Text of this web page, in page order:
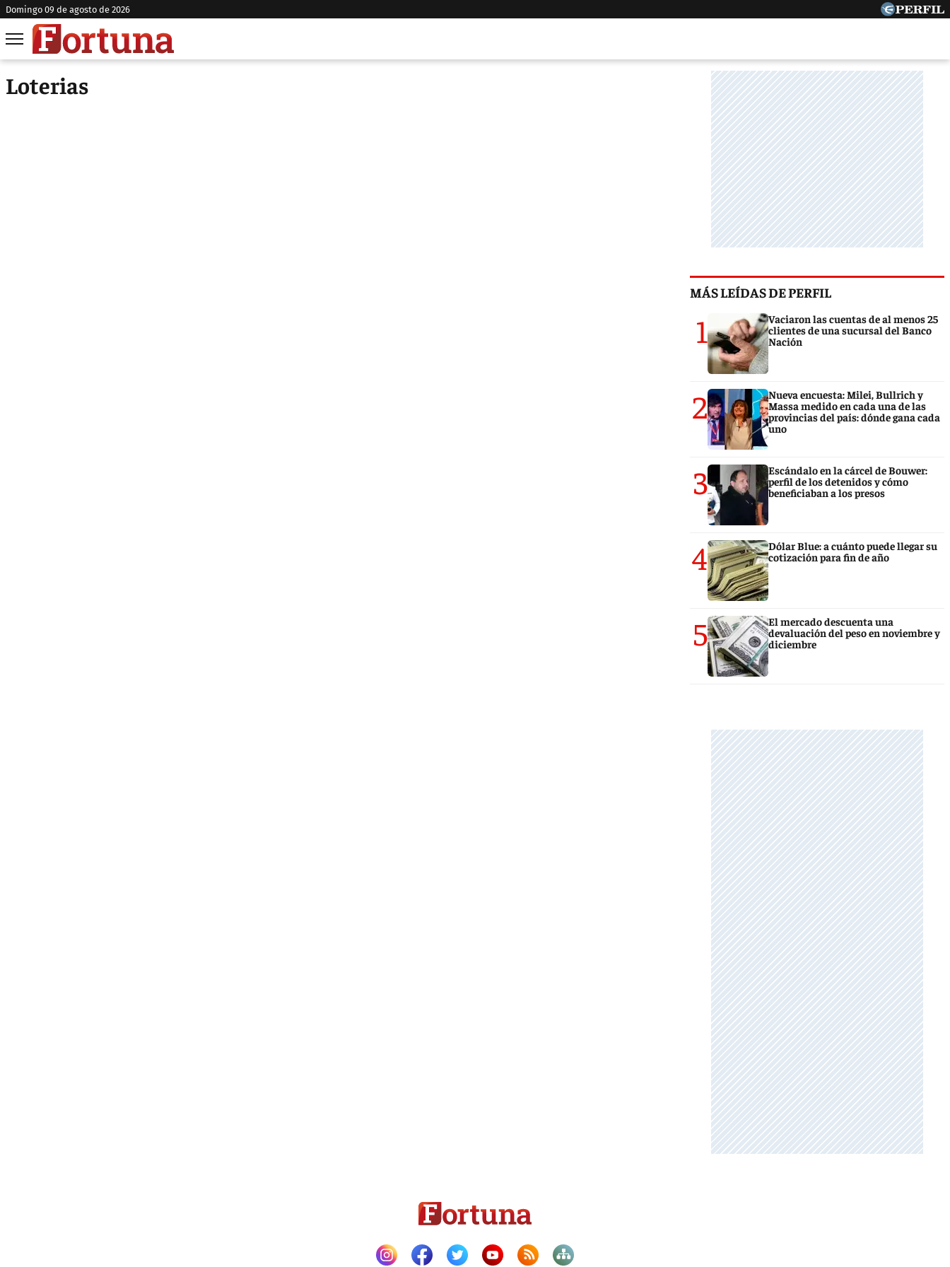
domingo 09 de agosto de 2026
Loterias
MÁS LEÍDAS DE PERFIL
1
Vaciaron las cuentas de al menos 25
clientes de una sucursal del Banco
Nación
2
Nueva encuesta: Milei, Bullrich y
Massa medido en cada una de las
provincias del país: dónde gana cada
uno
3
Escándalo en la cárcel de Bouwer:
perfil de los detenidos y cómo
beneficiaban a los presos
4
Dólar Blue: a cuánto puede llegar su
cotización para fin de año
5
El mercado descuenta una
devaluación del peso en noviembre y
diciembre